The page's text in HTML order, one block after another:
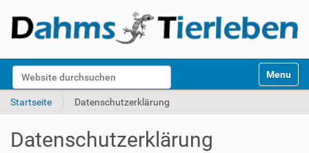
Website durchsuchen
k
Toggle
Startseite Datenschutzerklärung
Datenschutzerklärung